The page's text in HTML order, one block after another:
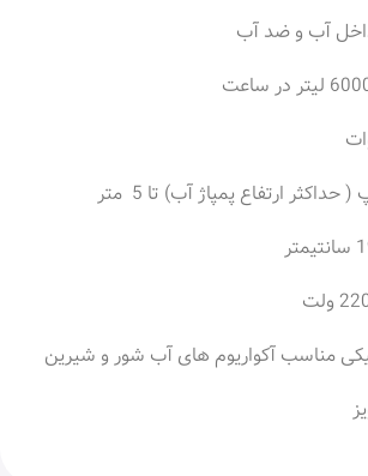
آب و ضد آب
ارتفاع پمپاژ آب) تا 5 متر
مناسب آکواریوم های آب شور و شیرین